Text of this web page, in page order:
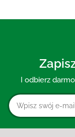
I odbierz